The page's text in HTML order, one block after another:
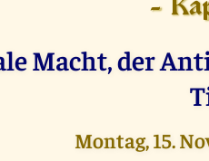
-
Macht, der
Montag, 15.